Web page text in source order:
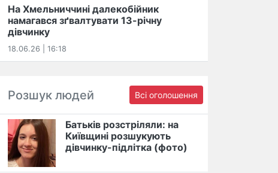
На Хмельниччині далекобійник
намагався зґвалтувати 13-річну
дівчинку
18.06.26 | 16:18
Розшук людей Всі оголошення
Батьків розстріляли: на
Київщині розшукують
дівчинку-підлітка (фото)